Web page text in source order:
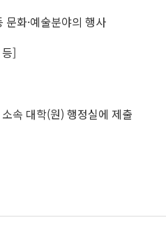
화·예술분야의 행사
]
속 대학(원) 행정실에 제출